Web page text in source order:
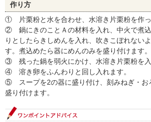
作り方
① 片栗粉と水を合わせ、水溶き片栗粉を作っ
② 鍋にきのことＡの材料を入れ、中火で煮
りとしたらきしめんを入れ、吹きこぼれない
す。煮込めたら器にめんのみを盛り付けます。
③ 残った鍋を弱火にかけ、水溶き片栗粉を
④ 溶き卵をふんわりと回し入れます。
⑤ スープを2の器に盛り付け、刻みねぎ・お
盛り付けます。